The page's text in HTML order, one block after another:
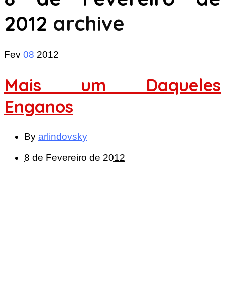
2012 archive
Fev 08 2012
Mais um Daqueles
Enganos
By arlindovsky
8 de Fevereiro de 2012